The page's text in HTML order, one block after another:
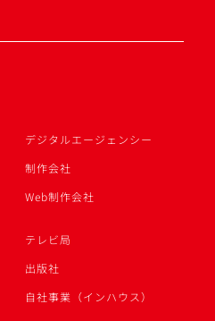
デジタルエージェンシー
制作会社
Web制作会社
テレビ局
出版社
自社事業（インハウス）